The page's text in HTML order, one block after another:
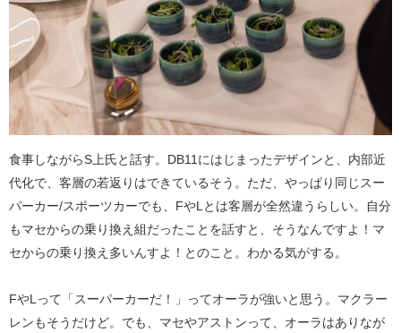
食事しながらS上氏と話す。DB11にはじまったデザインと、内部近
代化で、客層の若返りはできているそう。ただ、やっぱり同じスー
パーカー/スポーツカーでも、FやLとは客層が全然違うらしい。自分
もマセからの乗り換え組だったことを話すと、そうなんですよ！マ
セからの乗り換え多いんすよ！とのこと。わかる気がする。
FやLって「スーパーカーだ！」ってオーラが強いと思う。マクラー
レンもそうだけど。でも、マセやアストンって、オーラはありなが